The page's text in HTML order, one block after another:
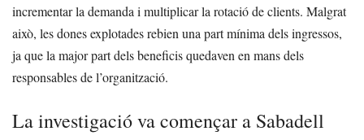
incrementar la demanda i multiplicar la rotació de clients. Malgrat
això, les dones explotades rebien una part mínima dels ingressos,
ja que la major part dels beneficis quedaven en mans dels
responsables de l’organització.
La investigació va començar a Sabadell